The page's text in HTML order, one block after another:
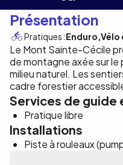
Présentation
Pratiques :Enduro Vélo
Le Mont Sainte-Cécile
de montagne axée sur le
milieu naturel. Les
cadre forestier
Services de
Pratique libre
Installations
Piste à rouleaux